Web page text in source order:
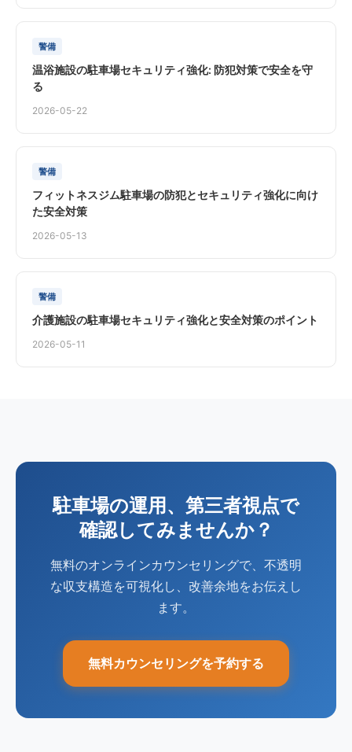
警備
温浴施設の駐車場セキュリティ強化: 防犯対策で安全を守
る
2026-05-22
警備
フィットネスジム駐車場の防犯とセキュリティ強化に向け
た安全対策
2026-05-13
警備
介護施設の駐車場セキュリティ強化と安全対策のポイント
2026-05-11
駐車場の運用、第三者視点で
確認してみませんか？
無料のオンラインカウンセリングで、不透明
な収支構造を可視化し、改善余地をお伝えし
ます。
無料カウンセリングを予約する